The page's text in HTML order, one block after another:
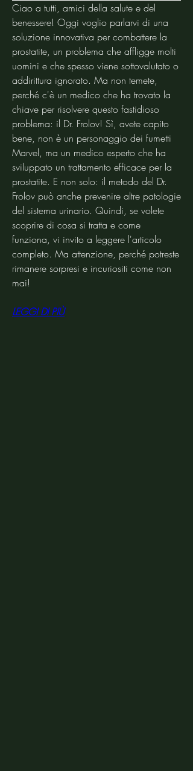
Ciao a tutti, amici della salute e del
benessere! Oggi voglio parlarvi di una
soluzione innovativa per combattere la
prostatite, un problema che affligge molti
uomini e che spesso viene sottovalutato o
addirittura ignorato. Ma non temete,
perché c'è un medico che ha trovato la
chiave per risolvere questo fastidioso
problema: il Dr. Frolov! Sì, avete capito
bene, non è un personaggio dei fumetti
Marvel, ma un medico esperto che ha
sviluppato un trattamento efficace per la
prostatite. E non solo: il metodo del Dr.
Frolov può anche prevenire altre patologie
del sistema urinario. Quindi, se volete
scoprire di cosa si tratta e come
funziona, vi invito a leggere l'articolo
completo. Ma attenzione, perché potreste
rimanere sorpresi e incuriositi come non
mai!
LEGGI DI PIÙ